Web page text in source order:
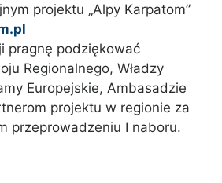
projektu „Alpy Karpatom”
pragnę podziękować
Regionalnego, Władzy
Europejskie, Ambasadzie
projektu w regionie za
przeprowadzeniu I naboru.